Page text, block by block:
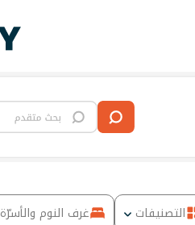
التصنيفات غرف النوم والأسرّة